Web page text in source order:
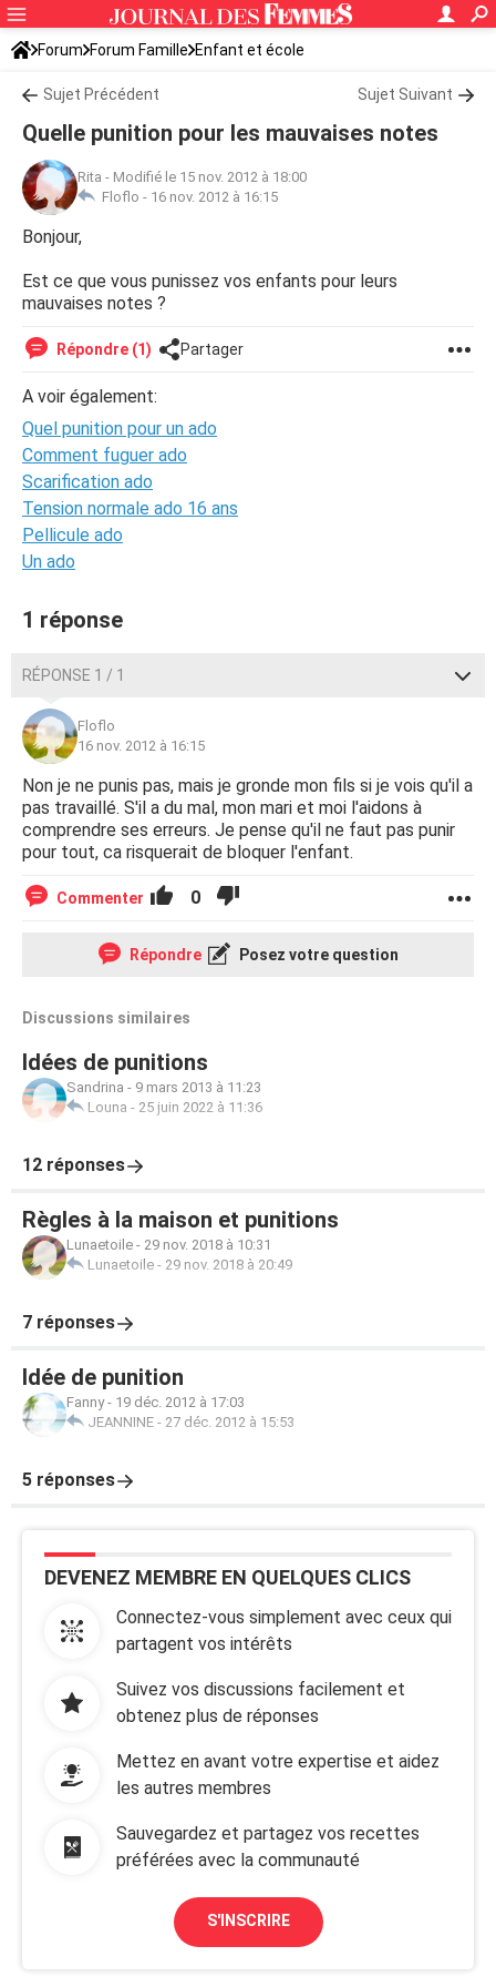
Forum Forum Famille Enfant et école
Sujet Précédent Sujet Suivant
Quelle punition pour les mauvaises notes
Rita - Modifié le 15 nov. 2012 à 18:00
Floflo - 16 nov. 2012 à 16:15
Bonjour,
Est ce que vous punissez vos enfants pour leurs
mauvaises notes ?
Répondre (1) Partager
A voir également:
Quel punition pour un ado
Comment fuguer ado
Scarification ado
Tension normale ado 16 ans
Pellicule ado
Un ado
1 réponse
RÉPONSE 1 / 1
Floflo
16 nov. 2012 à 16:15
Non je ne punis pas, mais je gronde mon fils si je vois qu'il a
pas travaillé. S'il a du mal, mon mari et moi l'aidons à
comprendre ses erreurs. Je pense qu'il ne faut pas punir
pour tout, ca risquerait de bloquer l'enfant.
Commenter 0
Répondre Posez votre question
Discussions similaires
Idées de punitions
Sandrina - 9 mars 2013 à 11:23
Louna - 25 juin 2022 à 11:36
12 réponses
Règles à la maison et punitions
Lunaetoile - 29 nov. 2018 à 10:31
Lunaetoile - 29 nov. 2018 à 20:49
7 réponses
Idée de punition
Fanny- 19 déc. 2012 à 17:03
JEANNINE - 27 déc. 2012 à 15:53
5 réponses
DEVENEZ MEMBRE EN QUELQUES CLICS
Connectez-vous simplement avec ceux qui
partagent vos intérêts
Suivez vos discussions facilement et
obtenez plus de réponses
Mettez en avant votre expertise et aidez
les autres membres
Sauvegardez et partagez vos recettes
préférées avec la communauté
S'INSCRIRE